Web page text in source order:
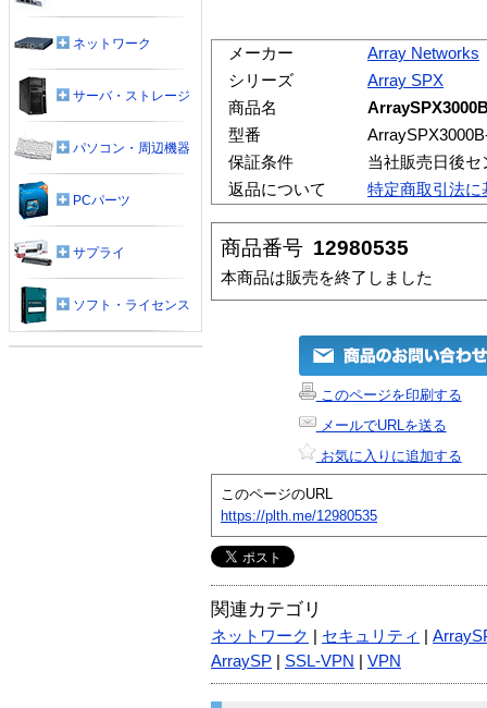
メーカー
Array Networks
シリーズ
Array SPX
商品名
型番
保証条件
当社販売日後
返品について
特定商取引法に
商品番号 12980535
本商品は販売を終了しました
このページを印刷する
メールでURLを送る
お気に入りに追加する
このページのURL
https://plth.me/12980535
関連カテゴリ
ネットワーク セキュリティ
ArraySP
SSL-VPN VPN
ネットワーク
サーバ・ストレージ
パソコン・周辺機器
PCパーツ
サプライ
ソフト・ライセンス